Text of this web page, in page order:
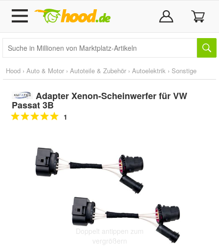
Hood › Auto & Motor › Autoteile & Zubehör › Autoelektrik › Sonstige
Adapter Xenon-Scheinwerfer für VW
Passat 3B
1
Doppelt antippen zum
vergrößern